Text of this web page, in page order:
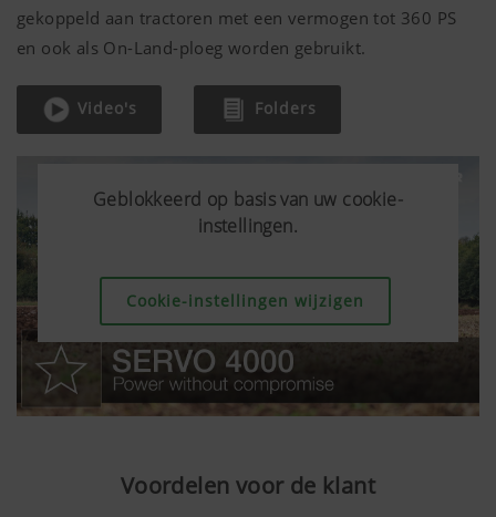
gekoppeld aan tractoren met een vermogen tot 360 PS
en ook als On-Land-ploeg worden gebruikt.
Video's Folders
Geblokkeerd op basis van uw cookie-
instellingen.
Cookie-instellingen wijzigen
Geblokkeerd op basis van uw cookie-
instellingen.
Cookie-instellingen wijzigen
Geblokkeerd op basis van uw cookie-
instellingen.
Cookie-instellingen wijzigen
Voordelen voor de klant